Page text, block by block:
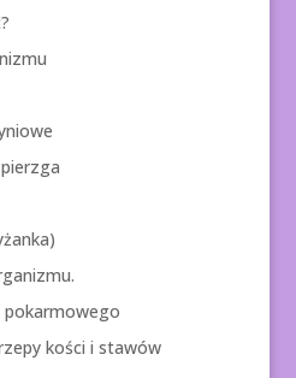
pokarmowego
kości i stawów